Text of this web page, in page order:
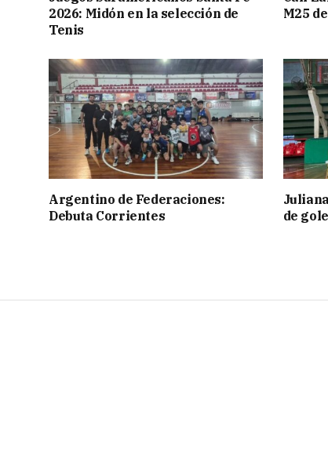
2026: Midón en la selección de
Tenis
M25
Argentino de Federaciones:
Debuta Corrientes
de